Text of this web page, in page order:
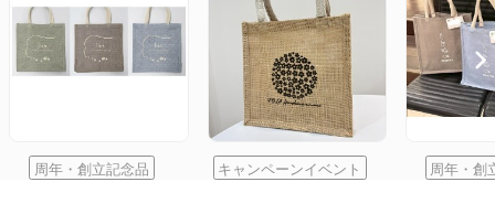
周年・創立記念品 キャンペーンイベント 周年・創